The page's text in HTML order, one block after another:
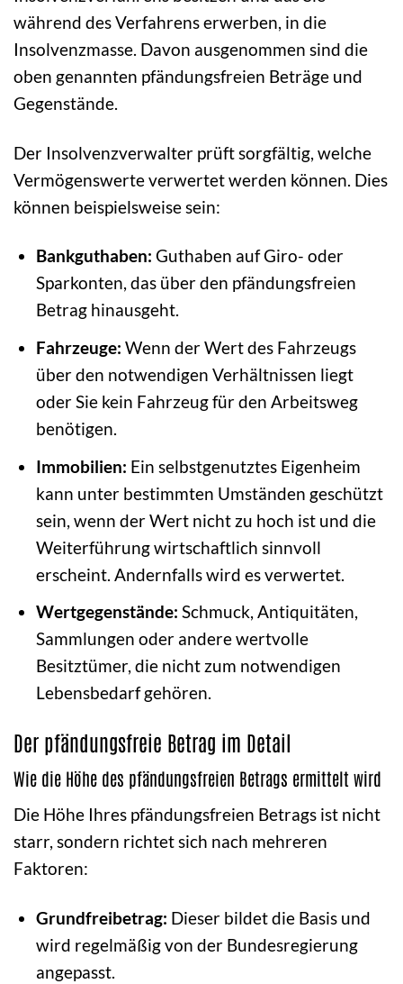
während des Verfahrens erwerben, in die
Insolvenzmasse. Davon ausgenommen sind die
oben genannten pfändungsfreien Beträge und
Gegenstände.
Der Insolvenzverwalter prüft sorgfältig, welche
Vermögenswerte verwertet werden können. Dies
können beispielsweise sein:
Bankguthaben: Guthaben auf Giro- oder
Sparkonten, das über den pfändungsfreien
Betrag hinausgeht.
Fahrzeuge: Wenn der Wert des Fahrzeugs
über den notwendigen Verhältnissen liegt
oder Sie kein Fahrzeug für den Arbeitsweg
benötigen.
Immobilien: Ein selbstgenutztes Eigenheim
kann unter bestimmten Umständen geschützt
sein, wenn der Wert nicht zu hoch ist und die
Weiterführung wirtschaftlich sinnvoll
erscheint. Andernfalls wird es verwertet.
Wertgegenstände: Schmuck, Antiquitäten,
Sammlungen oder andere wertvolle
Besitztümer, die nicht zum notwendigen
Lebensbedarf gehören.
Der pfändungsfreie Betrag im Detail
Wie die Höhe des pfändungsfreien Betrags ermittelt wird
Die Höhe Ihres pfändungsfreien Betrags ist nicht
starr, sondern richtet sich nach mehreren
Faktoren:
Grundfreibetrag: Dieser bildet die Basis und
wird regelmäßig von der Bundesregierung
angepasst.